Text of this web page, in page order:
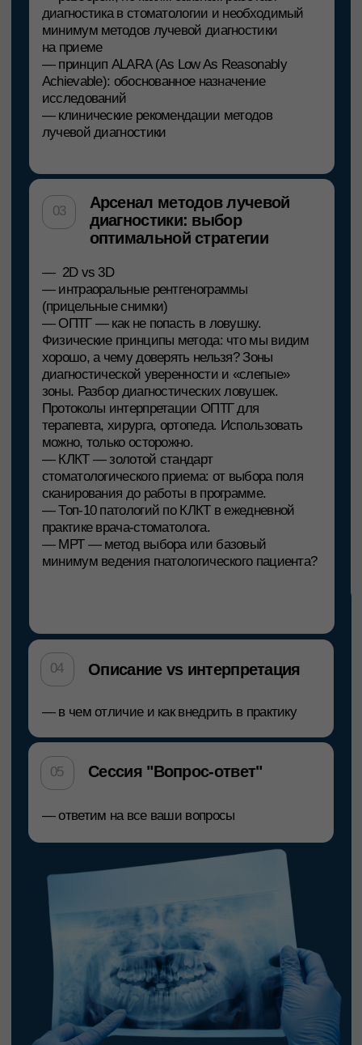
ЗАПИСАТЬСЯ НА КУРС
Топ-лектор
Орлова Мария Игоревна
ЭКСПЕРТИЗА ОХВАТЫВАЕТ КЛИНИЧЕСКУЮ
ПРАКТИКУ, РЕНТГЕНОЛОГИЮ И СУДЕБНУЮ
ОЦЕНКУ ДИАГНОСТИЧЕСКИХ ОШИБОК.
Начальник рентгеновского отделения,
врач-рентгенолог
Врач-стоматолог-терапевт
Врач-аннотатор проектов компании
Диагнокат
Участник судмедэкспертиз
Медиатор
После курса вы:
рентгеновское изображение
научитесь анализировать прицельные
снимки по алгоритму
сможете грамотно настраивать КЛКТ
будете отличать артефакт от патологии
научитесь обоснованно выбирать метод
исследования
сможете формулировать корректное